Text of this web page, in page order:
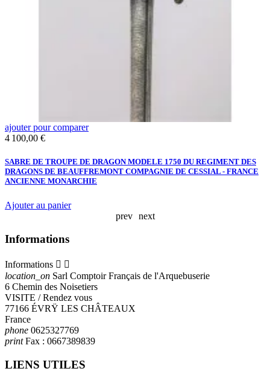
ajouter pour comparer
Prix
4 100,00 €
SABRE DE TROUPE DE DRAGON MODELE 1750 DU REGIMENT DES
DRAGONS DE BEAUFFREMONT COMPAGNIE DE CESSIAL - FRANCE
ANCIENNE MONARCHIE
Ajouter au panier
prev next
Informations
Informations  
location_on Sarl Comptoir Français de l'Arquebuserie
6 Chemin des Noisetiers
VISITE / Rendez vous
77166 ÉVRŸ LES CHÂTEAUX
France
phone 0625327769
printFax : 0667389839
LIENS UTILES